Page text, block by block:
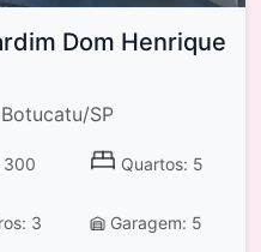
Dom Henrique
SP
300
Quartos: 5
3 Garagem: 5